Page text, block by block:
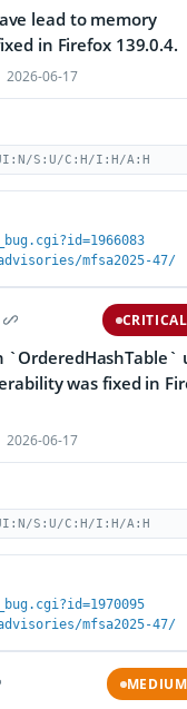
lead to memory
in Firefox 139.0.4.
2026-06-17
S:U/C:H/I:H/A:H
mfsa2025-47/
CRITICAL
`OrderedHashTable`
was fixed in
2026-06-17
S:U/C:H/I:H/A:H
mfsa2025-47/
MEDIUM